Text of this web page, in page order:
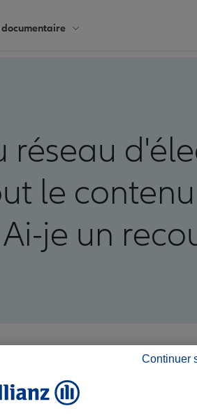
documentaire
réseau
le
je un
Continuer